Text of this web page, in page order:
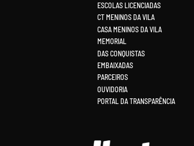
ESCOLAS LICENCIADAS
CT MENINOS DA VILA
CASA MENINOS DA VILA
MEMORIAL
DAS CONQUISTAS
EMBAIXADAS
PARCEIROS
OUVIDORIA
PORTAL DA TRANSPARÊNCIA